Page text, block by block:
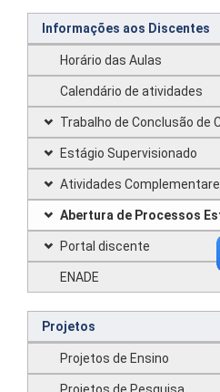
Informações aos Discentes
Horário das Aulas
Calendário de atividades
Trabalho de Conclusão de
Estágio Supervisionado
Atividades
Abertura de Processos
Portal discente
ENADE
Projetos
Projetos de Ensino